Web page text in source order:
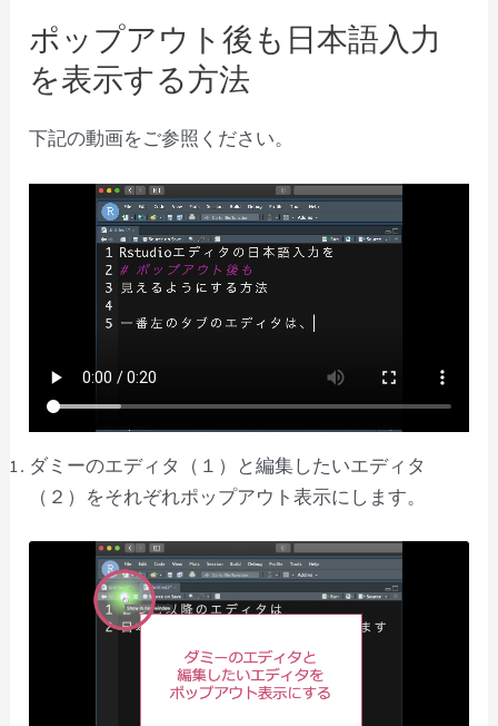
ポップアウト後も日本語入力
を表示する方法
下記の動画をご参照ください。
ダミーのエディタ（１）と編集したいエディタ
（２）をそれぞれポップアウト表示にします。